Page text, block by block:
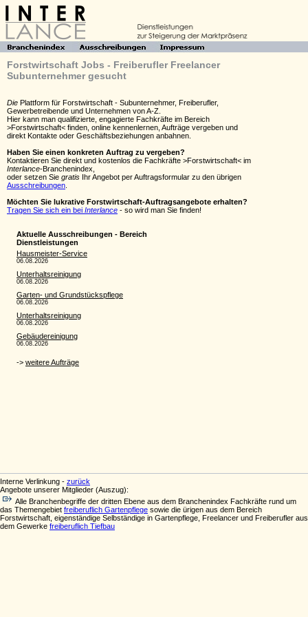
Forstwirtschaft Jobs - Freiberufler Freelancer
Subunternehmer gesucht
Die Plattform für Forstwirtschaft - Subunternehmer, Freiberufler,
Gewerbetreibende und Unternehmen von A-Z.
Hier kann man qualifizierte, engagierte Fachkräfte im Bereich
>Forstwirtschaft< finden, online kennenlernen, Aufträge vergeben und
direkt Kontakte oder Geschäftsbeziehungen anbahnen.
Haben Sie einen konkreten Auftrag zu vergeben?
Kontaktieren Sie direkt und kostenlos die Fachkräfte >Forstwirtschaft< im
Interlance-Branchenindex,
oder setzen Sie gratis Ihr Angebot per Auftragsformular zu den übrigen
Ausschreibungen
Möchten Sie lukrative Forstwirtschaft-Auftragsangebote erhalten?
Tragen Sie sich ein bei Interlance - so wird man Sie finden!
Interne Verlinkung - zurück
Angebote unserer Mitglieder (Auszug):
Alle Branchenbegriffe der dritten Ebene aus dem Branchenindex Fachkräfte rund um
das Themengebiet freiberuflich Gartenpflege sowie die ürigen aus dem Bereich
Forstwirtschaft, eigenständige Selbständige in Gartenpflege, Freelancer und Freiberufler aus
dem Gewerke freiberuflich Tiefbau